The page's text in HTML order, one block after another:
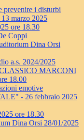
prevenire i disturbi
marzo 2025
ore 18.30
Coppi
Dina Orsi
a.s. 2024/2025
MARCONI
18.00
emotive
- 26 febbraio 2025
ore 18.30
Dina Orsi 28/01/2025